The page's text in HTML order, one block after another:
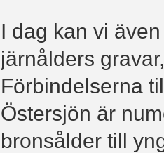
I dag kan vi
järnålders
Förbindelserna
Östersjön är
bronsålder till